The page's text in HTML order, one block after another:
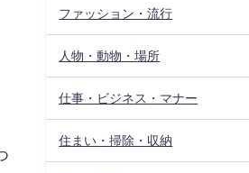
ファッション・流行
人物・動物・場所
仕事・ビジネス・マナー
住まい・掃除・収納